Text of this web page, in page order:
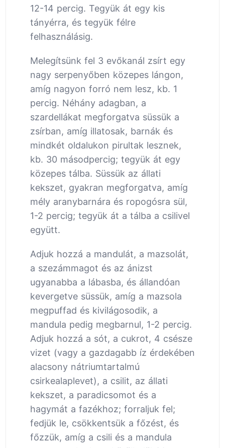
12-14 percig. Tegyük át egy kis
tányérra, és tegyük félre
felhasználásig.
Melegítsünk fel 3 evőkanál zsírt egy
nagy serpenyőben közepes lángon,
amíg nagyon forró nem lesz, kb. 1
percig. Néhány adagban, a
szardellákat megforgatva süssük a
zsírban, amíg illatosak, barnák és
mindkét oldalukon pirultak lesznek,
kb. 30 másodpercig; tegyük át egy
közepes tálba. Süssük az állati
kekszet, gyakran megforgatva, amíg
mély aranybarnára és ropogósra sül,
1-2 percig; tegyük át a tálba a csilivel
együtt.
Adjuk hozzá a mandulát, a mazsolát,
a szezámmagot és az ánizst
ugyanabba a lábasba, és állandóan
kevergetve süssük, amíg a mazsola
megpuffad és kivilágosodik, a
mandula pedig megbarnul, 1-2 percig.
Adjuk hozzá a sót, a cukrot, 4 csésze
vizet (vagy a gazdagabb íz érdekében
alacsony nátriumtartalmú
csirkealaplevet), a csilit, az állati
kekszet, a paradicsomot és a
hagymát a fazékhoz; forraljuk fel;
fedjük le, csökkentsük a főzést, és
főzzük, amíg a csili és a mandula